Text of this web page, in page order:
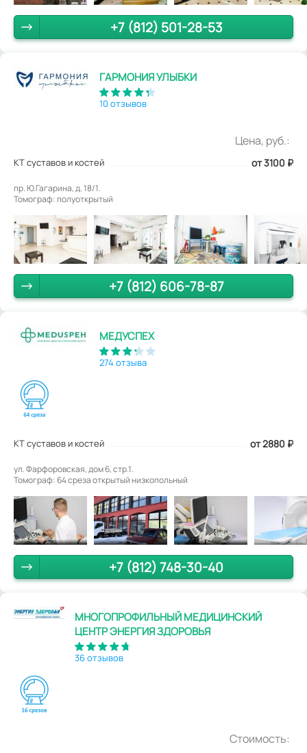
+7 (812) 501-28-53
ГАРМОНИЯ УЛЫБКИ
10 отзывов
Цена, руб.:
КТ суставов и костей от 3100 ₽
пр. Ю.Гагарина, д. 18/1.
Томограф: полуоткрытый
+7 (812) 606-78-87
МЕДУСПЕХ
274 отзыва
КТ суставов и костей от 2880 ₽
ул. Фарфоровская, дом 6, стр.1.
Томограф: 64 среза открытый низкопольный
+7 (812) 748-30-40
МНОГОПРОФИЛЬНЫЙ МЕДИЦИНСКИЙ
ЦЕНТР ЭНЕРГИЯ ЗДОРОВЬЯ
36 отзывов
Стоимость: